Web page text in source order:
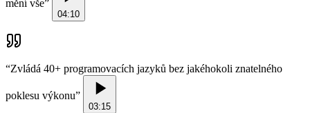
mění vše”
04:10
“Zvládá 40+ programovacích jazyků bez jakéhokoli znatelného
poklesu výkonu”
03:15